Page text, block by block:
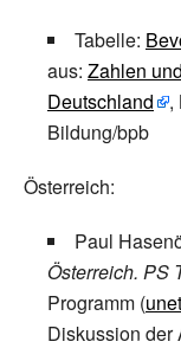
Tabelle:
aus: Zahlen
Deutschland
,
Bildung/bpb
Österreich:
Paul
Österreich. PS
Programm (
Diskussion der